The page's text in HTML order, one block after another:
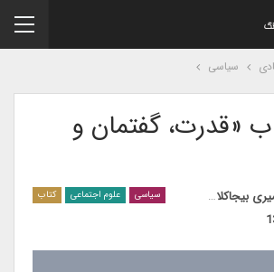
سیاسی
«قدرت، گفتمان و
سیاسی علوم اجتماعی کتاب